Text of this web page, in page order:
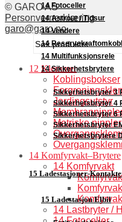
14 Fotoceller
14 Astrour / Tidsur
14 Vendere
14
14 Multifunksjonsrele
14 Sikkerhetsbrytere
Sikkerhetsbryter 3
Sikkerhetsbryter 4
Sikkerhetsbryter 6
Sikkerhetsbryter
Sikkerhetsbrytere
15 Ladestasjoner-
15 Ladestasjon Elbil
© GARO AS
Personvernerklæring
garo@garo.no
Søk
etter:
12 Klemmer
Koblingsbokser
Jordingsutstyr
Metriske nippler
14 Komfyrvakt–Brytere
14 Komfyrvakt
14 Lastbryter /